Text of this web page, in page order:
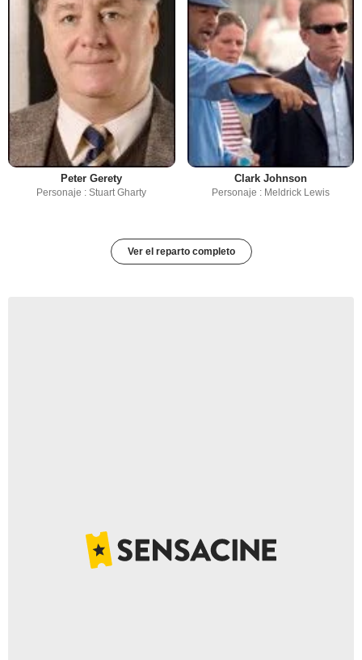
Peter Gerety
Personaje : Stuart Gharty
Clark Johnson
Personaje : Meldrick Lewis
Ver el reparto completo